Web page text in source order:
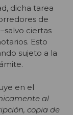
dicha tarea
de
ciertas
Esto
sujeto a la
en el
al
copia de